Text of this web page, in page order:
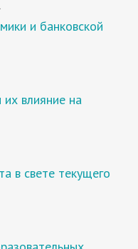
и банковской
их влияние на
в свете текущего